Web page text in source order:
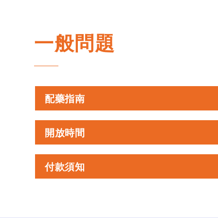
一般問題
配藥指南
開放時間
付款須知